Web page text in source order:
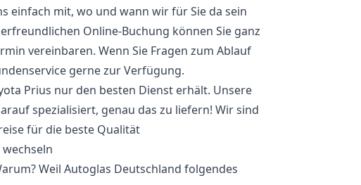
einfach mit, wo und wann wir für Sie da sein
Online-Buchung können Sie ganz
vereinbaren. Wenn Sie Fragen zum Ablauf
gerne zur Verfügung.
Prius nur den besten Dienst erhält. Unsere
spezialisiert, genau das zu liefern! Wir sind
für die beste Qualität
Weil Autoglas Deutschland folgendes